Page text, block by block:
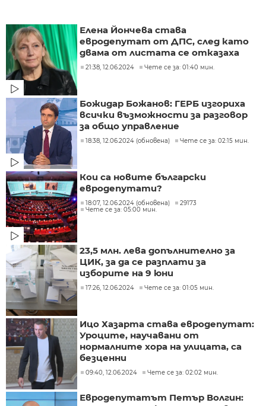
Елена Йончева става
евродепутат от ДПС, след като
двама от листата се отказаха
21:38, 12.06.2024 Чете се за: 01:40 мин.
Божидар Божанов: ГЕРБ изгориха
всички възможности за разговор
за общо управление
18:38, 12.06.2024 (обновена) Чете се за: 02:15 мин.
Кои са новите български
евродепутати?
18:07, 12.06.2024 (обновена)
29173
Чете се за: 05:00 мин.
23,5 млн. лева допълнително за
ЦИК, за да се разплати за
изборите на 9 юни
17:26, 12.06.2024 Чете се за: 01:05 мин.
Ицо Хазарта става евродепутат:
Уроците, научавани от
нормалните хора на улицата, са
безценни
09:40, 12.06.2024 Чете се за: 02:02 мин.
Евродепутатът Петър Волгин: